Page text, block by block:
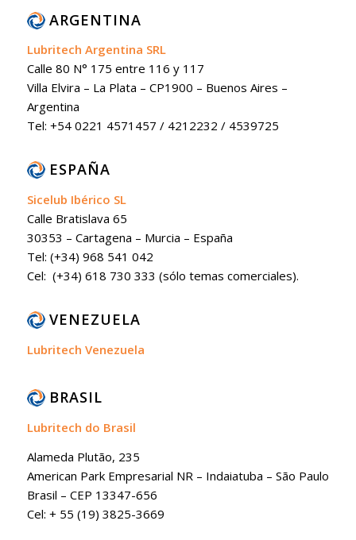
ARGENTINA
Lubritech Argentina SRL
Calle 80 N° 175 entre 116 y 117
Villa Elvira – La Plata – CP1900 – Buenos Aires –
Argentina
Tel: +54 0221 4571457 / 4212232 / 4539725
ESPAÑA
Sicelub Ibérico SL
Calle Bratislava 65
30353 – Cartagena – Murcia – España
Tel: (+34) 968 541 042
Cel: (+34) 618 730 333 (sólo temas comerciales).
VENEZUELA
Lubritech Venezuela
BRASIL
Lubritech do Brasil
Alameda Plutão, 235
American Park Empresarial NR – Indaiatuba – São Paulo
Brasil – CEP 13347-656
Cel: + 55 (19) 3825-3669